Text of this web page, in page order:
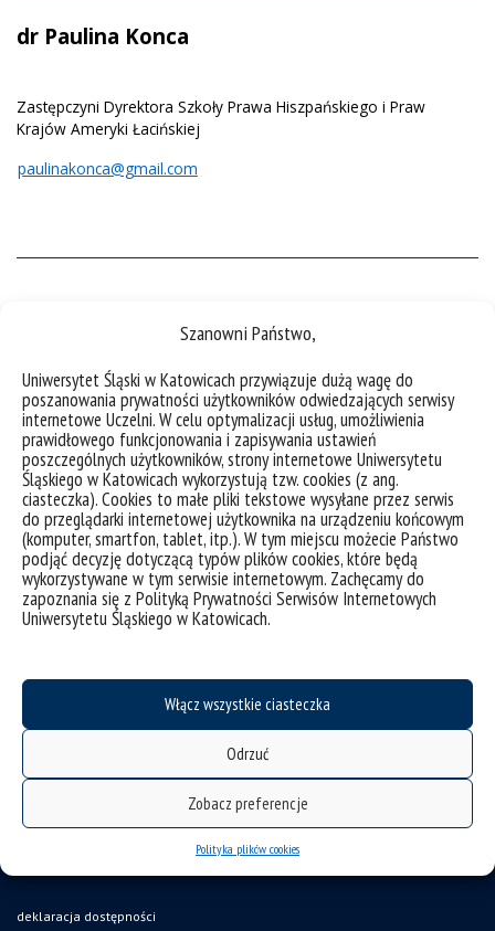
Szanowni Państwo,
Uniwersytet Śląski w Katowicach przywiązuje dużą wagę do
poszanowania prywatności użytkowników odwiedzających serwisy
internetowe Uczelni. W celu optymalizacji usług, umożliwienia
prawidłowego funkcjonowania i zapisywania ustawień
poszczególnych użytkowników, strony internetowe Uniwersytetu
Śląskiego w Katowicach wykorzystują tzw. cookies (z ang.
ciasteczka). Cookies to małe pliki tekstowe wysyłane przez serwis
do przeglądarki internetowej użytkownika na urządzeniu końcowym
(komputer, smartfon, tablet, itp.). W tym miejscu możecie Państwo
podjąć decyzję dotyczącą typów plików cookies, które będą
wykorzystywane w tym serwisie internetowym. Zachęcamy do
zapoznania się z Polityką Prywatności Serwisów Internetowych
Uniwersytetu Śląskiego w Katowicach.
Włącz wszystkie ciasteczka
Odrzuć
Zobacz preferencje
Polityka plików cookies
dr Paulina Konca
Zastępczyni Dyrektora Szkoły Prawa Hiszpańskiego i Praw
Krajów Ameryki Łacińskiej
paulinakonca@gmail.com
Zapraszamy do śledzeniaFanpejdża Szkoły!
deklaracja dostępności